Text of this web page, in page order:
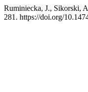
Ruminiecka, J., Sikorski,
281. https://doi.org/